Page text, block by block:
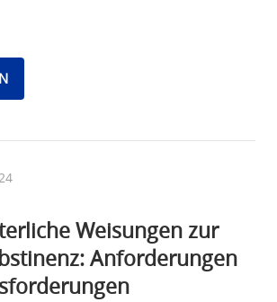
Weisungen zur
Anforderungen